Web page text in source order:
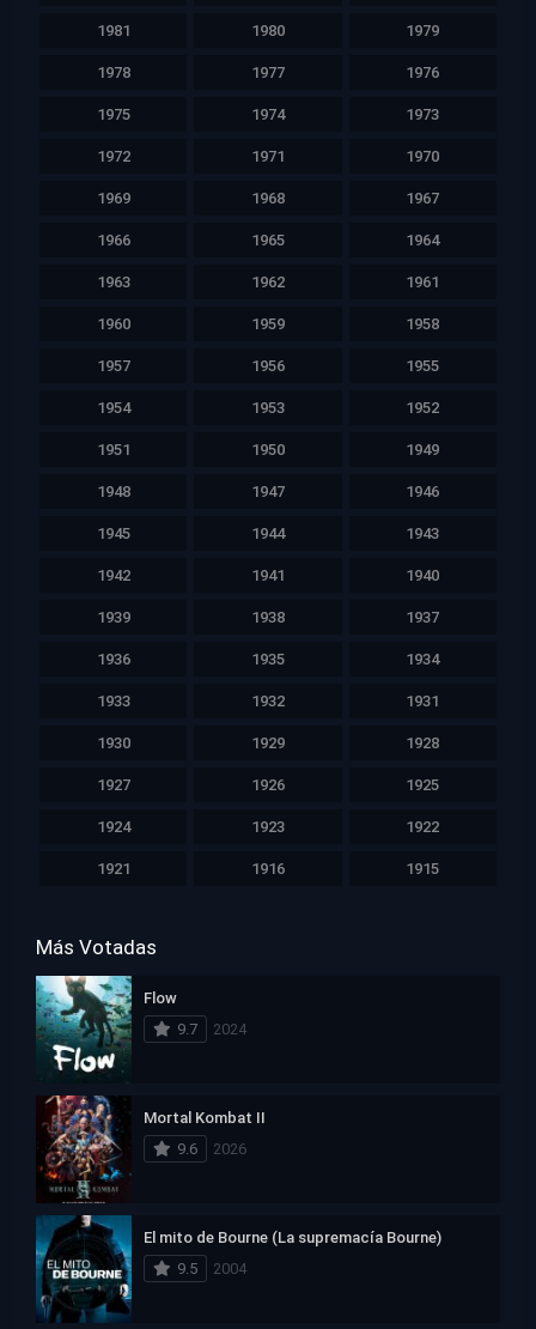
1981 1980 1979
1978 1977 1976
1975 1974 1973
1972 1971 1970
1969 1968 1967
1966 1965 1964
1963 1962 1961
1960 1959 1958
1957 1956 1955
1954 1953 1952
1951 1950 1949
1948 1947 1946
1945 1944 1943
1942 1941 1940
1939 1938 1937
1936 1935 1934
1933 1932 1931
1930 1929 1928
1927 1926 1925
1924 1923 1922
1921 1916 1915
Más Votadas
Flow
9.7
2024
Mortal Kombat II
9.6
2026
El mito de Bourne (La supremacía Bourne)
9.5
2004